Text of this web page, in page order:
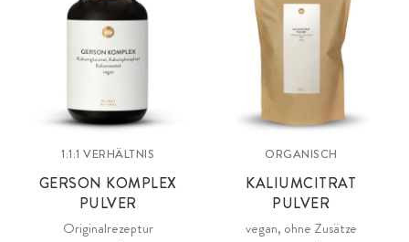
1:1:1 VERHÄLTNIS
GERSON KOMPLEX
PULVER
Originalrezeptur
ORGANISCH
KALIUMCITRAT
PULVER
vegan, ohne Zusätze